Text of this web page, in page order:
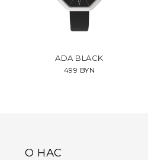
ADA BLACK
499 BYN
О НАС